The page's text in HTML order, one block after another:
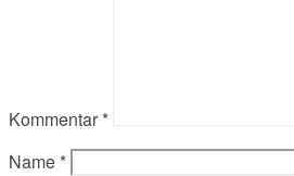
Kommentar *
Name *